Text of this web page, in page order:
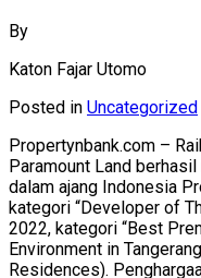
By
Katon Fajar Utomo
Posted in Uncategorized
Propertynbank.com –
Paramount Land
dalam ajang Indonesia
kategori “Developer of
2022, kategori “Best
Environment in
Residences).